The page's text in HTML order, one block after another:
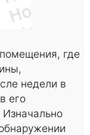
где
недели в
его